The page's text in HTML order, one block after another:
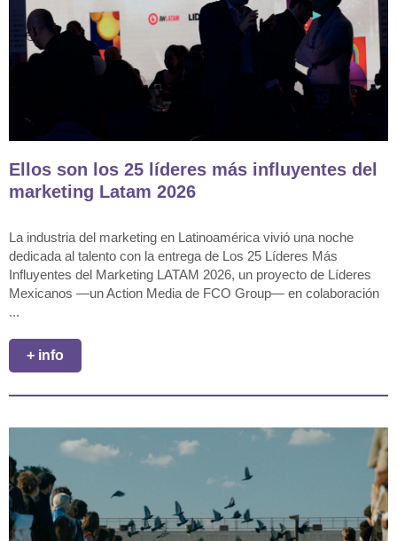
Ellos son los 25 líderes más influyentes del
marketing Latam 2026
La industria del marketing en Latinoamérica vivió una noche
dedicada al talento con la entrega de Los 25 Líderes Más
Influyentes del Marketing LATAM 2026, un proyecto de Líderes
Mexicanos —un Action Media de FCO Group— en colaboración
...
+ info